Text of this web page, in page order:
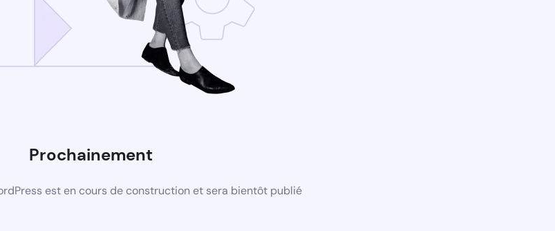
Prochainement
est en cours de construction et sera bientôt publié